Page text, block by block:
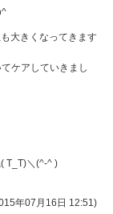
大きくなってきます
ケアしていきまし
T_T)＼(^-^ )
年07月16日 12:51)